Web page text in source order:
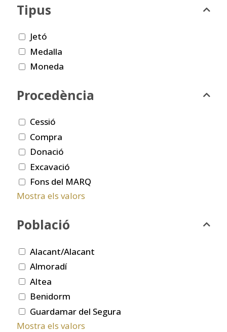
Tipus
Jetó
Medalla
Moneda
Procedència
Cessió
Compra
Donació
Excavació
Fons del MARQ
Mostra els valors
Població
Alacant/Alacant
Almoradí
Altea
Benidorm
Guardamar del Segura
Mostra els valors